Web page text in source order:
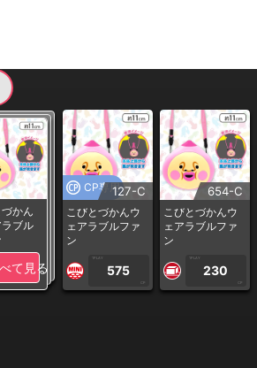
かん
ブル
て見る
CP専用127-C
こびとづかんウ
ェアラブルファ
ン
1PLAY
575
CP
654-C
こびとづかんウ
ェアラブルファ
ン
1PLAY
230
CP